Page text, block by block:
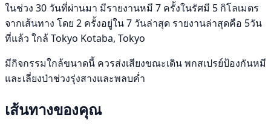
ในช่วง 30 วันที่ผ่านมา มีรายงานหมี 7 ครั้งในรัศมี 5 กิโลเมตร
จากเส้นทาง โดย 2 ครั้งอยู่ใน 7 วันล่าสุด รายงานล่าสุดคือ 5วัน
ที่แล้ว ใกล้ Tokyo Kotaba, Tokyo
มีกิจกรรมใกล้ขนาดนี้ ควรส่งเสียงขณะเดิน พกสเปรย์ป้องกันหมี
และเลี่ยงป่าช่วงรุ่งสางและพลบค่ำ
เส้นทางของคุณ